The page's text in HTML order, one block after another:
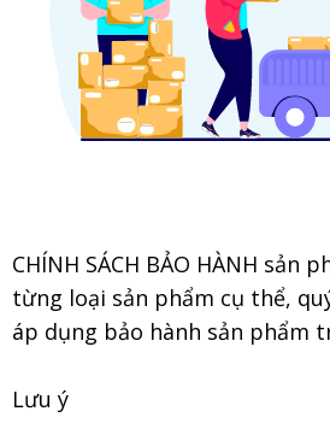
CHÍNH SÁCH BẢO HÀNH sản
từng loại sản phẩm cụ thể,
áp dụng bảo hành sản phẩm
Lưu ý